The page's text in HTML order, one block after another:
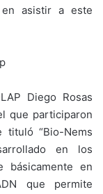
asistir a este
Diego Rosas
que participaron
tituló “Bio-Nems
en los
básicamente en
que permite